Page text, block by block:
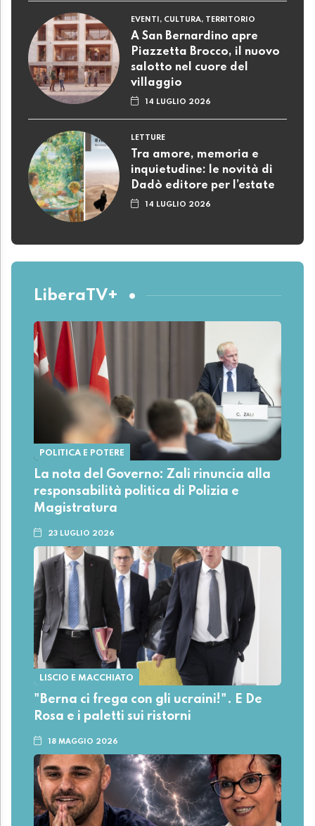
EVENTI, CULTURA, TERRITORIO
A San Bernardino apre
Piazzetta Brocco, il nuovo
salotto nel cuore del
villaggio
14 LUGLIO 2026
LETTURE
Tra amore, memoria e
inquietudine: le novità di
Dadò editore per l’estate
14 LUGLIO 2026
LiberaTV+
POLITICA E POTERE
La nota del Governo: Zali rinuncia alla
responsabilità politica di Polizia e
Magistratura
23 LUGLIO 2026
LISCIO E MACCHIATO
"Berna ci frega con gli ucraini!". E De
Rosa e i paletti sui ristorni
18 MAGGIO 2026